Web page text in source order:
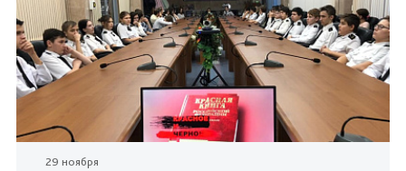
29 ноября